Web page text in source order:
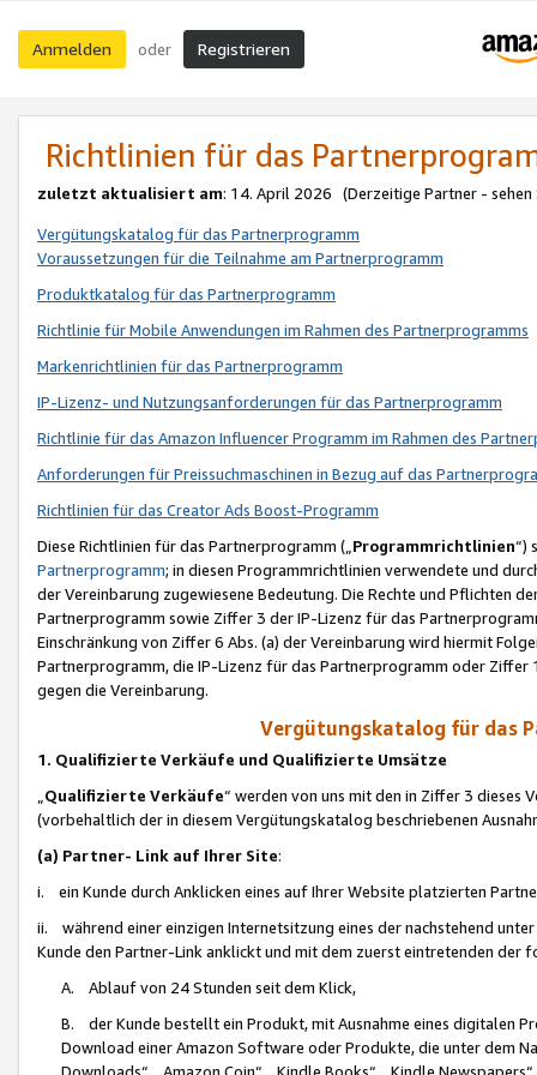
Anmelden oder Registrieren
Richtlinien für das
zuletzt aktualisiert am: 14. April 2026 (Derzeitige Partner - sehen
Vergütungskatalog für das Partnerprogramm
Voraussetzungen für die Teilnahme am Partnerprogramm
Produktkatalog für das Partnerprogramm
Richtlinie für Mobile Anwendungen im Rahmen des Partnerprogramms
Markenrichtlinien für das Partnerprogramm
IP-Lizenz- und Nutzungsanforderungen für das Partnerprogramm
Richtlinie für das Amazon Influencer Programm im Rahmen des
Anforderungen für Preissuchmaschinen in Bezug auf das
Richtlinien für das Creator Ads Boost-Programm
Diese Richtlinien für das Partnerprogramm („Programmrichtlinien“)
Partnerprogramm; in diesen Programmrichtlinien verwendete und
der Vereinbarung zugewiesene Bedeutung. Die Rechte und Pflichten
Partnerprogramm sowie Ziffer 3 der IP-Lizenz für das
Einschränkung von Ziffer 6 Abs. (a) der Vereinbarung wird hiermit
Partnerprogramm, die IP-Lizenz für das Partnerprogramm oder
gegen die Vereinbarung.
Vergütungskatalog für das
1. Qualifizierte Verkäufe und Qualifizierte Umsätze
Qualifizierte Verkäufe“ werden von uns mit den in Ziffer 3
(vorbehaltlich der in diesem Vergütungskatalog beschriebenen
(a) Partner- Link auf Ihrer Site:
i. ein Kunde durch Anklicken eines auf Ihrer Website platzierten
ii. während einer einzigen Internetsitzung eines der nachstehend
Kunde den Partner-Link anklickt und mit dem zuerst eintretenden der
A. Ablauf von 24 Stunden seit dem Klick,
B. der Kunde bestellt ein Produkt, mit Ausnahme eines digitalen
Download einer Amazon Software oder Produkte, die unter dem
Downloads“, „Amazon Coin“, „Kindle Books“, „Kindle